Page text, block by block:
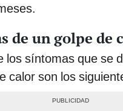
de un golpe de
los síntomas que se
calor son los